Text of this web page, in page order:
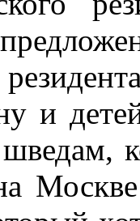
и
шведам,